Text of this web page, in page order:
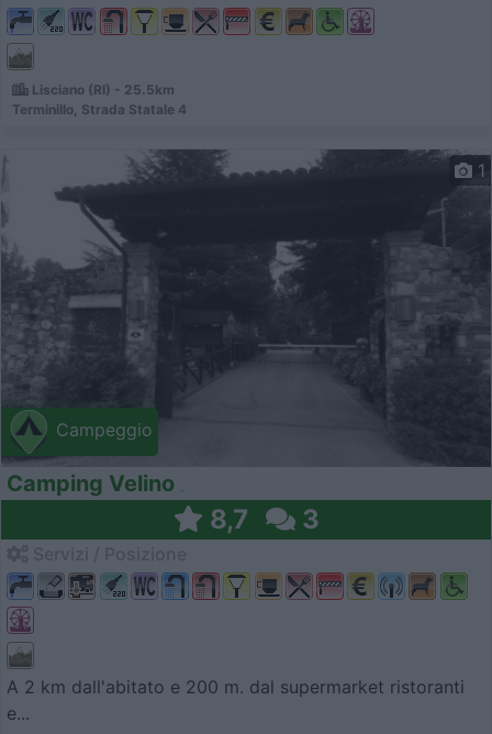
Lisciano (RI) - 25.5km
Terminillo, Strada Statale 4
Campeggio
1
Camping Velino
8,7 3
A 2 km dall'abitato e 200 m. dal supermarket ristoranti
e...